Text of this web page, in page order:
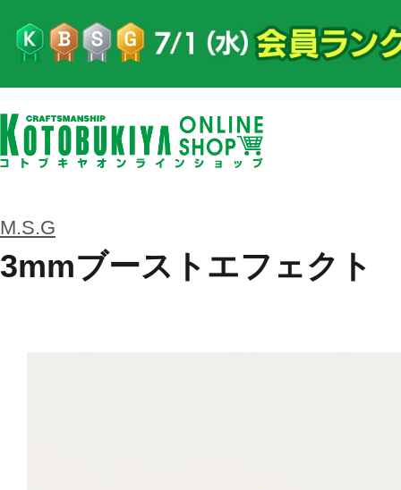
M.S.G
3mmブーストエフェクト